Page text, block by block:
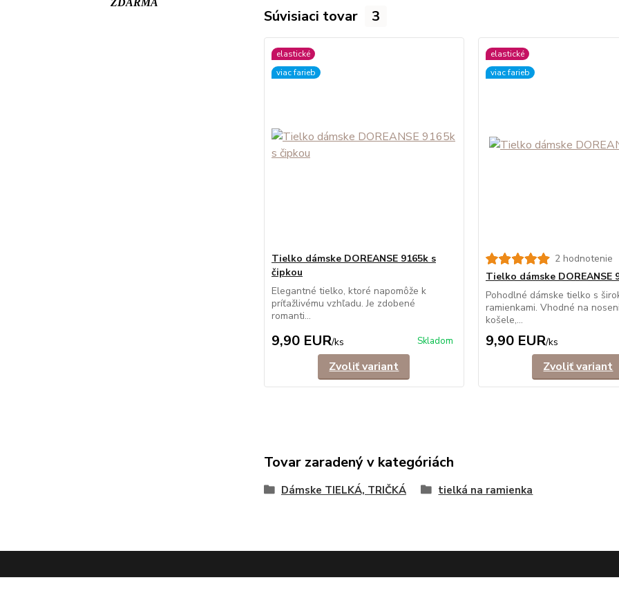
ZDARMA
Súvisiaci tovar 3
elastické
viac farieb
Tielko dámske DOREANSE 9165k s
čipkou
Elegantné tielko, ktoré napomôže k
príťažlivému vzhľadu. Je zdobené
romanti...
9,90 EUR/ks Skladom
Zvoliť variant
elastické
viac farieb
2 hodnotenie
Tielko dámske DOREANSE
Pohodlné dámske tielko s
ramienkami. Vhodné na
košele,...
9,90 EUR/ks
Zvoliť variant
Tovar zaradený v kategóriách
Dámske TIELKÁ, TRIČKÁ tielká na ramienka